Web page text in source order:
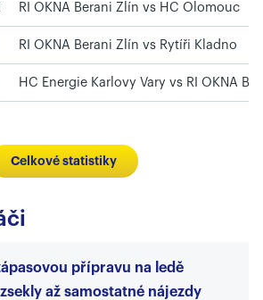
RI OKNA Berani Zlín vs HC Olomouc
RI OKNA Berani Zlín vs Rytíři Kladno
HC Energie Karlovy Vary vs RI OKNA
Celkové statistiky
přípravu na ledě
až samostatné nájezdy